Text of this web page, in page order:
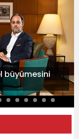
büyümesini